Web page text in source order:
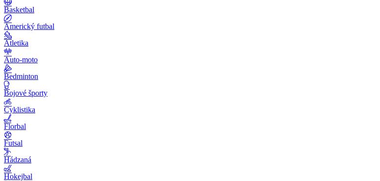
Basketbal
Americký futbal
Atletika
Auto-moto
Bedminton
Bojové športy
Cyklistika
Florbal
Futsal
Hádzaná
Hokejbal